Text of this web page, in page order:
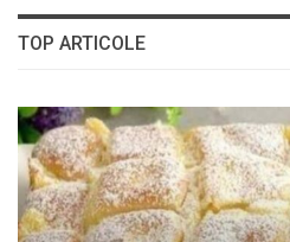
TOP ARTICOLE